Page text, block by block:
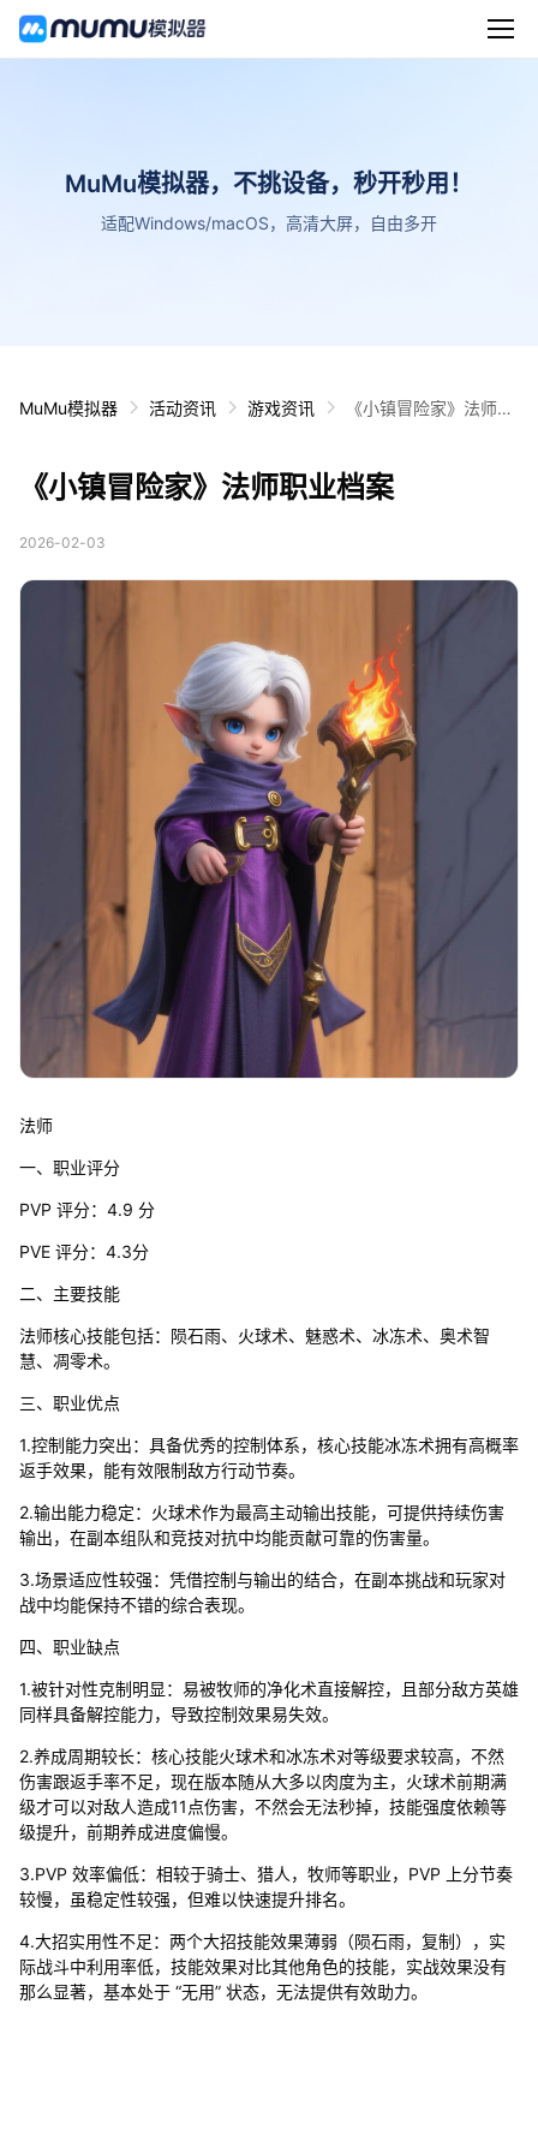
MuMu模拟器，不挑设备，秒开秒用！
适配Windows/macOS，高清大屏，自由多开
MuMu模拟器 活动资讯 游戏资讯
《小镇冒险家》法师职
《小镇冒险家》法师职业档案
2026-02-03
法师
一、职业评分
PVP 评分：4.9 分
PVE 评分：4.3分
二、主要技能
法师核心技能包括：陨石雨、火球术、魅惑术、冰冻术、奥术智
慧、凋零术。
三、职业优点
1.控制能力突出：具备优秀的控制体系，核心技能冰冻术拥有高概率
返手效果，能有效限制敌方行动节奏。
2.输出能力稳定：火球术作为最高主动输出技能，可提供持续伤害
输出，在副本组队和竞技对抗中均能贡献可靠的伤害量。
3.场景适应性较强：凭借控制与输出的结合，在副本挑战和玩家对
战中均能保持不错的综合表现。
四、职业缺点
1.被针对性克制明显：易被牧师的净化术直接解控，且部分敌方英雄
同样具备解控能力，导致控制效果易失效。
2.养成周期较长：核心技能火球术和冰冻术对等级要求较高，不然
伤害跟返手率不足，现在版本随从大多以肉度为主，火球术前期满
级才可以对敌人造成11点伤害，不然会无法秒掉，技能强度依赖等
级提升，前期养成进度偏慢。
3.PVP 效率偏低：相较于骑士、猎人，牧师等职业，PVP 上分节奏
较慢，虽稳定性较强，但难以快速提升排名。
4.大招实用性不足：两个大招技能效果薄弱（陨石雨，复制），实
际战斗中利用率低，技能效果对比其他角色的技能，实战效果没有
那么显著，基本处于 “无用” 状态，无法提供有效助力。